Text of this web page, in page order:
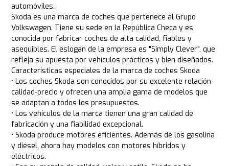
automóviles.
Skoda es una marca de coches que pertenece al Grupo
Volkswagen. Tiene su sede en la República Checa y es
conocida por fabricar coches de alta calidad, fiables y
asequibles. El eslogan de la empresa es "Simply Clever", que
refleja su apuesta por vehículos prácticos y bien diseñados.
Características especiales de la marca de coches Skoda
• Los coches Skoda son conocidos por su excelente relación
calidad-precio y ofrecen una amplia gama de modelos que
se adaptan a todos los presupuestos.
• Los vehículos de la marca tienen una gran calidad de
fabricación y una fiabilidad excepcional.
• Skoda produce motores eficientes. Además de los gasolina
y diésel, ahora hay modelos con motores híbridos y
eléctricos.